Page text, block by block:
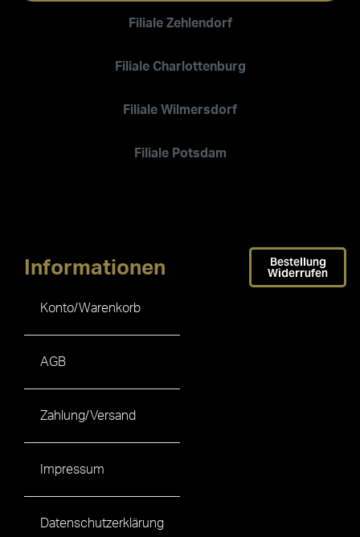
Filiale Zehlendorf
Filiale Charlottenburg
Filiale Wilmersdorf
Filiale Potsdam
Informationen
Konto/Warenkorb
AGB
Zahlung/Versand
Impressum
Datenschutzerklärung
Bestellung
Widerrufen